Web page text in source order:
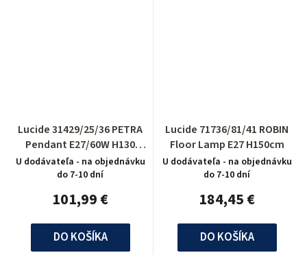
Lucide 31429/25/36 PETRA
Pendant E27/60W H130
D26,5cm Grey Met
U dodávateľa - na objednávku
do 7-10 dní
101,99 €
DO KOŠÍKA
Lucide 71736/81/41 ROBIN
Floor Lamp E27 H150cm
U dodávateľa - na objednávku
do 7-10 dní
184,45 €
DO KOŠÍKA